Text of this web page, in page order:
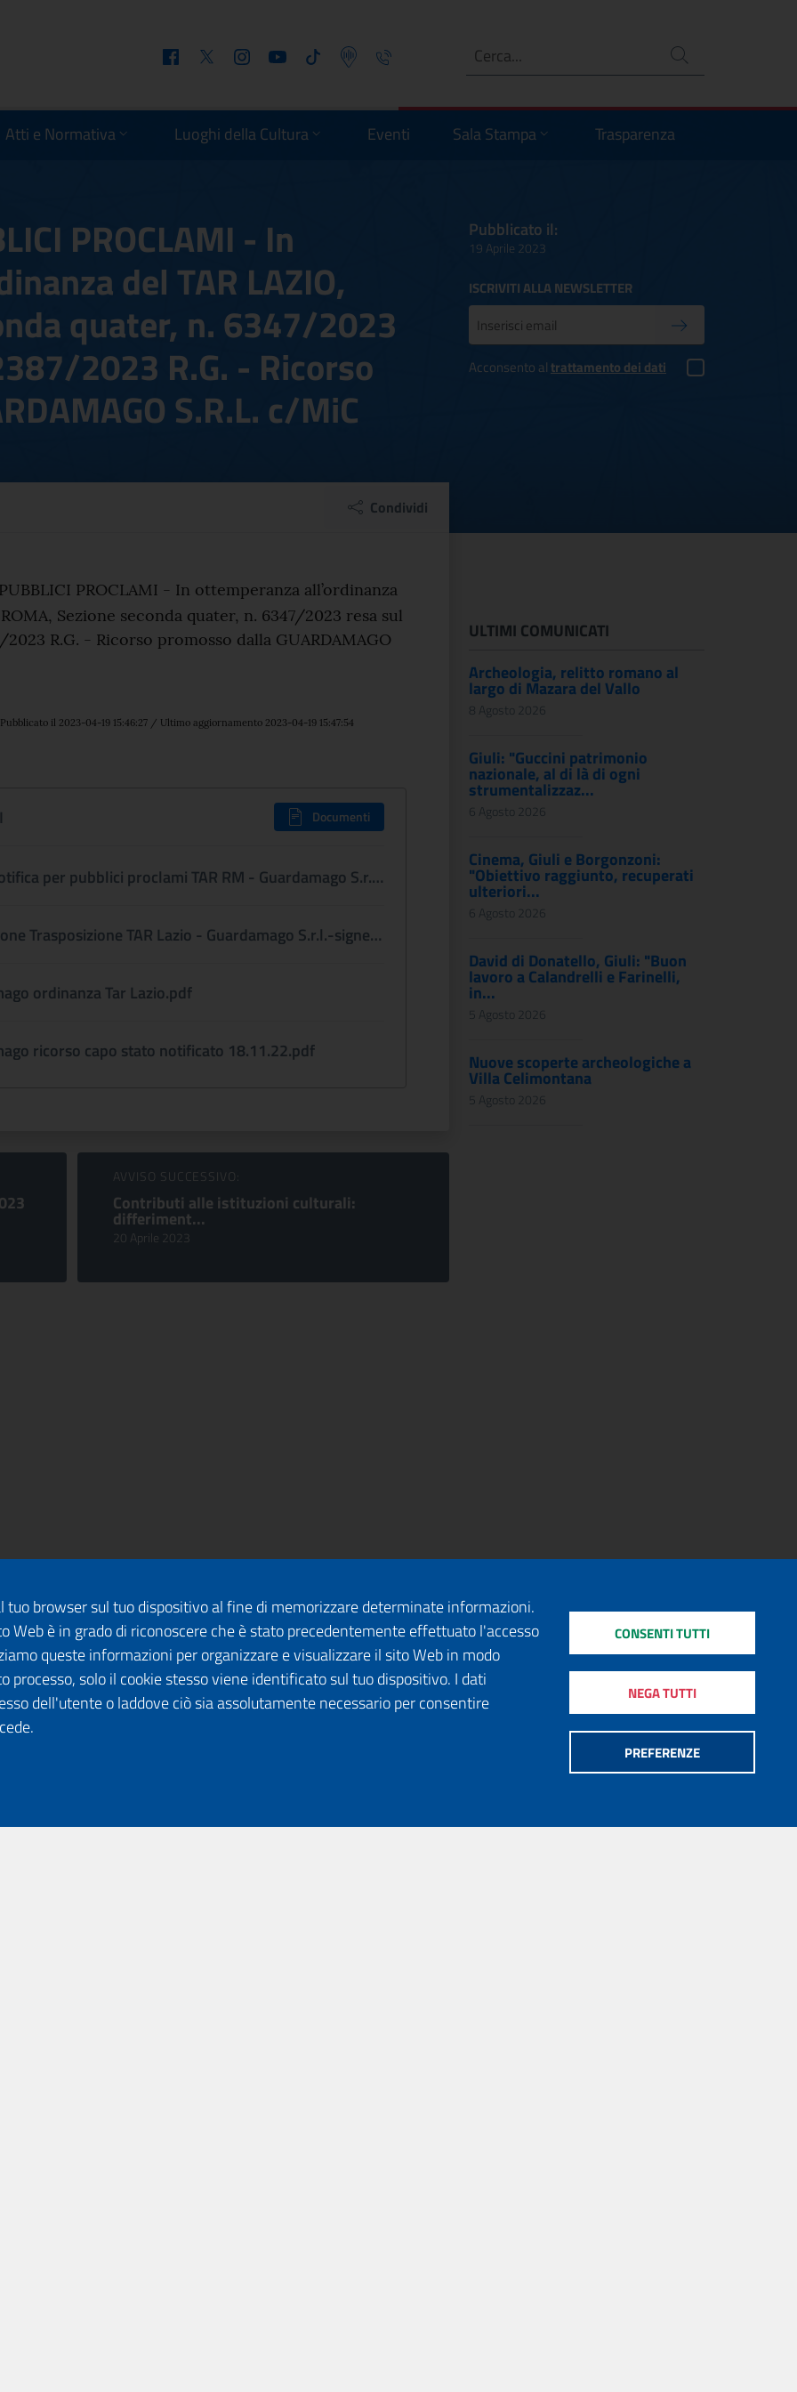
FacebookTwitter InstagramYoutube Tiktok Podcast Telefono Ricerca
Atti e Normativa Luoghi della Cultura Eventi Sala Stampa Trasparenza
PROCLAMI - In
del TAR LAZIO,
quater, n. 6347/2023
2023 R.G. - Ricorso
S.R.L. c/MiC
Pubblicato il:
19 Aprile 2023
ISCRIVITI ALLA NEWSLETTER
Conferma iscrizione
Acconsento altrattamento dei dati
PROCLAMI - In ottemperanza
Condividi
comunicato
PROCLAMI - In ottemperanza all’ordinanza
Sezione seconda quater, n. 6347/2023 resa sul
R.G. - Ricorso promosso dalla GUARDAMAGO
il 2023-04-19 15:46:27 / Ultimo aggiornamento 2023-04-19 15:47:54
Documenti
avviso notifica per pubblici proclami TAR RM - Guardamago S.r.l._signed.pdf
Costituzione Trasposizione TAR Lazio - Guardamago S.r.l.-signed.pdf
ordinanza Tar Lazio.pdf
ricorso capo stato notificato 18.11.22.pdf
AVVISO SUCCESSIVO:
Contributi alle istituzioni culturali:
differiment...
20 Aprile 2023
ULTIMI COMUNICATI
Archeologia, relitto romano al
largo di Mazara del Vallo
8 Agosto 2026
Giuli: "Guccini patrimonio
nazionale, al di là di ogni
strumentalizzaz...
6 Agosto 2026
Cinema, Giuli e Borgonzoni:
"Obiettivo raggiunto, recuperati
ulteriori...
6 Agosto 2026
David di Donatello, Giuli: "Buon
lavoro a Calandrelli e Farinelli,
in...
5 Agosto 2026
Nuove scoperte archeologiche a
Villa Celimontana
5 Agosto 2026
browser sul tuo dispositivo al fine di memorizzare determinate informazioni.
è in grado di riconoscere che è stato precedentemente effettuato l'accesso
queste informazioni per organizzare e visualizzare il sito Web in modo
solo il cookie stesso viene identificato sul tuo dispositivo. I dati
dell'utente o laddove ciò sia assolutamente necessario per consentire
PREFERENZE
NEGA TUTTI
CONSENTI TUTTI